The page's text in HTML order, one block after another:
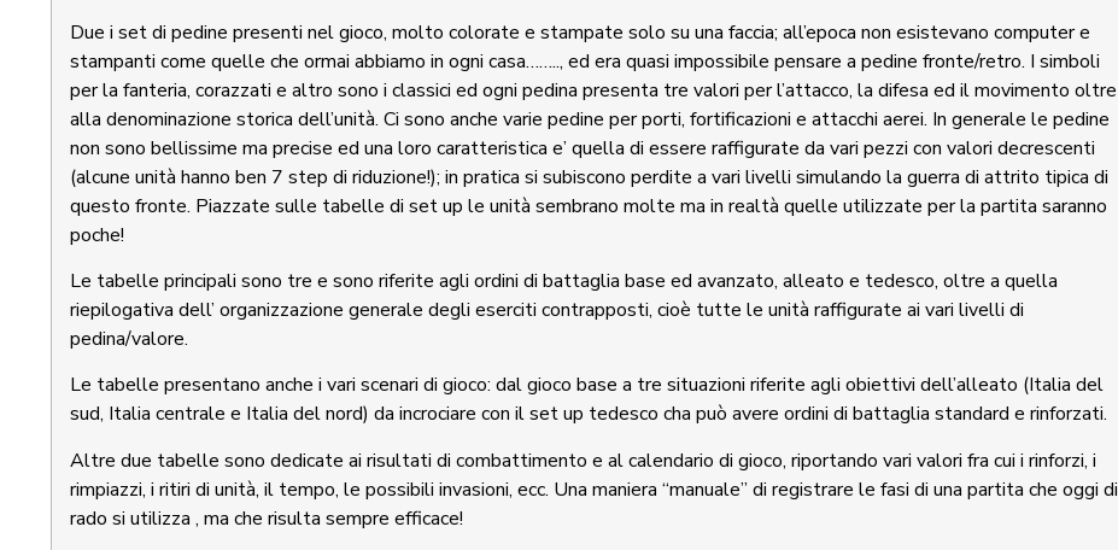
Due i set di pedine presenti nel gioco, molto colorate e stampate solo su una faccia; all’epoca non esistevano computer e
stampanti come quelle che ormai abbiamo in ogni casa…….., ed era quasi impossibile pensare a pedine fronte/retro. I simboli
per la fanteria, corazzati e altro sono i classici ed ogni pedina presenta tre valori per l’attacco, la difesa ed il movimento oltre
alla denominazione storica dell’unità. Ci sono anche varie pedine per porti, fortificazioni e attacchi aerei. In generale le pedine
non sono bellissime ma precise ed una loro caratteristica e’ quella di essere raffigurate da vari pezzi con valori decrescenti
(alcune unità hanno ben 7 step di riduzione!); in pratica si subiscono perdite a vari livelli simulando la guerra di attrito tipica di
questo fronte. Piazzate sulle tabelle di set up le unità sembrano molte ma in realtà quelle utilizzate per la partita saranno
poche!
Le tabelle principali sono tre e sono riferite agli ordini di battaglia base ed avanzato, alleato e tedesco, oltre a quella
riepilogativa dell’ organizzazione generale degli eserciti contrapposti, cioè tutte le unità raffigurate ai vari livelli di
pedina/valore.
Le tabelle presentano anche i vari scenari di gioco: dal gioco base a tre situazioni riferite agli obiettivi dell’alleato (Italia del
sud, Italia centrale e Italia del nord) da incrociare con il set up tedesco cha può avere ordini di battaglia standard e rinforzati.
Altre due tabelle sono dedicate ai risultati di combattimento e al calendario di gioco, riportando vari valori fra cui i rinforzi, i
rimpiazzi, i ritiri di unità, il tempo, le possibili invasioni, ecc. Una maniera “manuale” di registrare le fasi di una partita che oggi di
rado si utilizza , ma che risulta sempre efficace!